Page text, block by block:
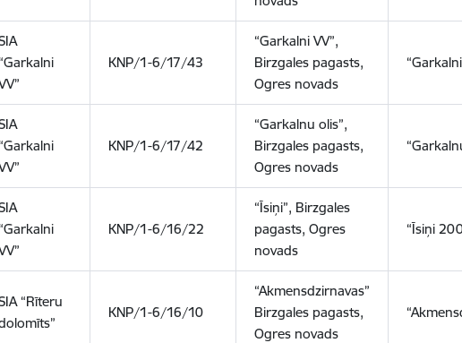
“Garkalni
KNP/1-6/17/43
“Garkalni VV”,
Birzgales pagasts,
Ogres novads
“Garkalni
KNP/1-6/17/42
“Garkalnu olis”,
Birzgales pagasts,
Ogres novads
“Garkalni
KNP/1-6/16/22
“Īsiņi”, Birzgales
pagasts, Ogres
novads
“Īsiņi
“Rīteru
KNP/1-6/16/10
“Akmensdzirnavas”
Birzgales pagasts,
Ogres novads